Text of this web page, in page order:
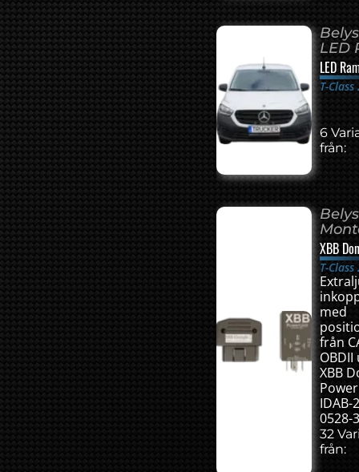
LED
LED
T-
6
från:
XBB
T-
med
från
XBB
IDAB-
0528-
32
från: